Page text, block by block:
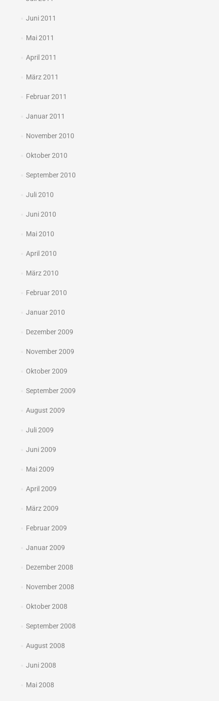
Juni 2011
Mai 2011
April 2011
März 2011
Februar 2011
Januar 2011
November 2010
Oktober 2010
September 2010
Juli 2010
Juni 2010
Mai 2010
April 2010
März 2010
Februar 2010
Januar 2010
Dezember 2009
November 2009
Oktober 2009
September 2009
August 2009
Juli 2009
Juni 2009
Mai 2009
April 2009
März 2009
Februar 2009
Januar 2009
Dezember 2008
November 2008
Oktober 2008
September 2008
August 2008
Juni 2008
Mai 2008